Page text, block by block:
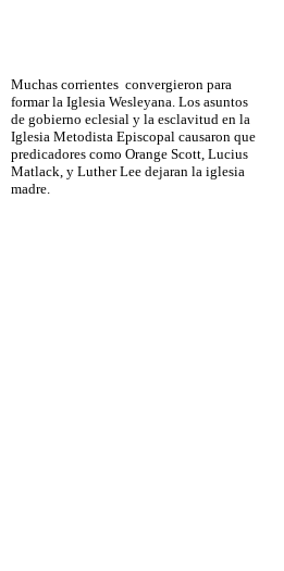
Muchas corrientes convergieron para
formar la Iglesia Wesleyana. Los asuntos
de gobierno eclesial y la esclavitud en la
Iglesia Metodista Episcopal causaron que
predicadores como Orange Scott, Lucius
Matlack, y Luther Lee dejaran la iglesia
madre.